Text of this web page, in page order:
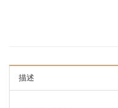
描述